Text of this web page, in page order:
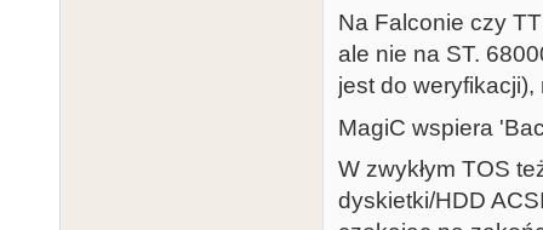
Na Falconie czy
ale nie na ST.
jest do
MagiC wspiera
W zwykłym TOS
dyskietki/HDD